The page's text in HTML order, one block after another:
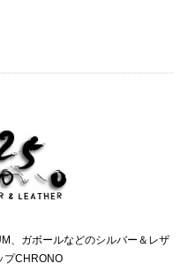
、ガボールなどのシルバー＆レザ
プCHRONO